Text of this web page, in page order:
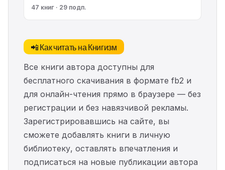
47 книг · 29 подп.
📲 Как читать на Книгизм
Все книги автора доступны для
бесплатного скачивания в формате fb2 и
для онлайн-чтения прямо в браузере — без
регистрации и без навязчивой рекламы.
Зарегистрировавшись на сайте, вы
сможете добавлять книги в личную
библиотеку, оставлять впечатления и
подписаться на новые публикации автора